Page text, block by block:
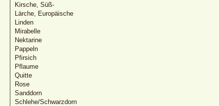
Kirsche, Süß-
Lärche, Europäische
Linden
Mirabelle
Nektarine
Pappeln
Pfirsich
Pflaume
Quitte
Rose
Sanddorn
Schlehe/Schwarzdorn